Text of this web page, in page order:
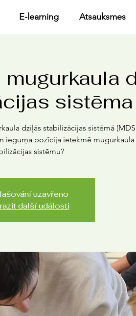
E-learning Atsauksmes
sistēma
dziļās stabilizācijas sistēmā
iegurņa pozīcija ietekmē
sistēmu?
uzavřeno
další události